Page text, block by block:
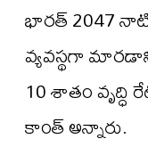
భారత్ 2047
వ్యవస్థగా
10 శాతం
కాంత్ అన్నారు.